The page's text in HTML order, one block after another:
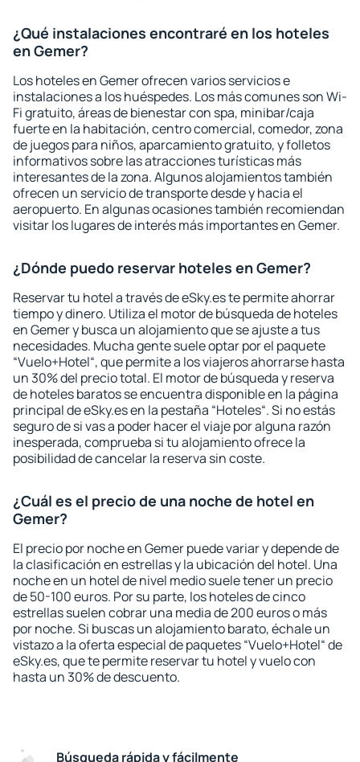
¿Qué instalaciones encontraré en los hoteles
en Gemer?
Los hoteles en Gemer ofrecen varios servicios e
instalaciones a los huéspedes. Los más comunes son Wi-
Fi gratuito, áreas de bienestar con spa, minibar/caja
fuerte en la habitación, centro comercial, comedor, zona
de juegos para niños, aparcamiento gratuito, y folletos
informativos sobre las atracciones turísticas más
interesantes de la zona. Algunos alojamientos también
ofrecen un servicio de transporte desde y hacia el
aeropuerto. En algunas ocasiones también recomiendan
visitar los lugares de interés más importantes en Gemer.
¿Dónde puedo reservar hoteles en Gemer?
Reservar tu hotel a través de eSky.es te permite ahorrar
tiempo y dinero. Utiliza el motor de búsqueda de hoteles
en Gemer y busca un alojamiento que se ajuste a tus
necesidades. Mucha gente suele optar por el paquete
“Vuelo+Hotel“, que permite a los viajeros ahorrarse hasta
un 30% del precio total. El motor de búsqueda y reserva
de hoteles baratos se encuentra disponible en la página
principal de eSky.es en la pestaña “Hoteles“. Si no estás
seguro de si vas a poder hacer el viaje por alguna razón
inesperada, comprueba si tu alojamiento ofrece la
posibilidad de cancelar la reserva sin coste.
¿Cuál es el precio de una noche de hotel en
Gemer?
El precio por noche en Gemer puede variar y depende de
la clasificación en estrellas y la ubicación del hotel. Una
noche en un hotel de nivel medio suele tener un precio
de 50-100 euros. Por su parte, los hoteles de cinco
estrellas suelen cobrar una media de 200 euros o más
por noche. Si buscas un alojamiento barato, échale un
vistazo a la oferta especial de paquetes “Vuelo+Hotel“ de
eSky.es, que te permite reservar tu hotel y vuelo con
hasta un 30% de descuento.
Búsqueda rápida y fácilmente